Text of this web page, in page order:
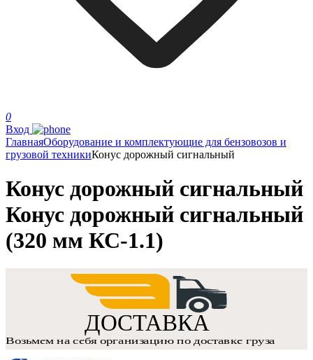
0
Вход
ГлавнаяОборудование и комплектующие для бензовозов и
грузовой техникиКонус дорожный сигнальный
Конус дорожный сигнальный
Конус дорожный сигнальный
(320 мм КС-1.1)